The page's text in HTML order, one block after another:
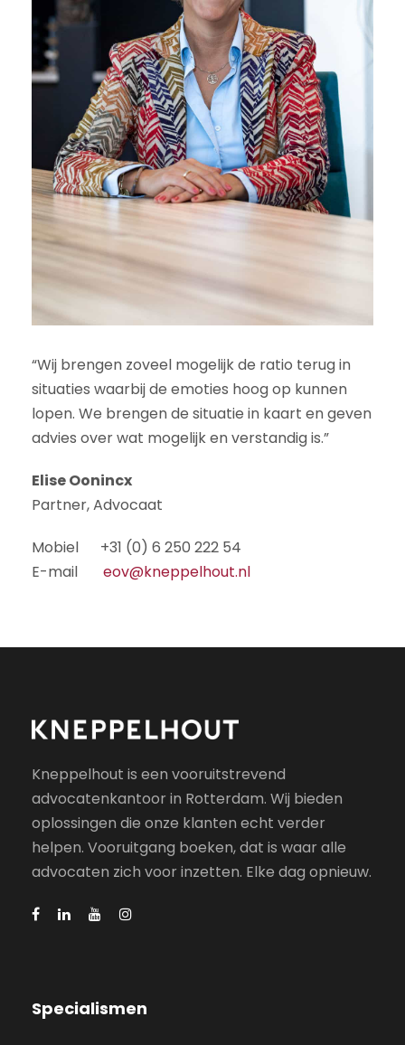
“Wij brengen zoveel mogelijk de ratio terug in
situaties waarbij de emoties hoog op kunnen
lopen. We brengen de situatie in kaart en geven
advies over wat mogelijk en verstandig is.”
Elise Oonincx
Partner, Advocaat
Mobiel +31 (0) 6 250 222 54
E-mail eov@kneppelhout.nl
Kneppelhout is een vooruitstrevend
advocatenkantoor in Rotterdam. Wij bieden
oplossingen die onze klanten echt verder
helpen. Vooruitgang boeken, dat is waar alle
advocaten zich voor inzetten. Elke dag opnieuw.
Specialismen